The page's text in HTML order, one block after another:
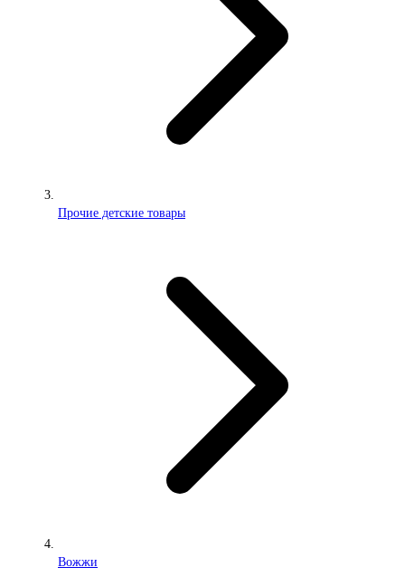
Прочие детские товары
Вожжи